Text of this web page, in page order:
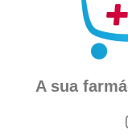
A sua